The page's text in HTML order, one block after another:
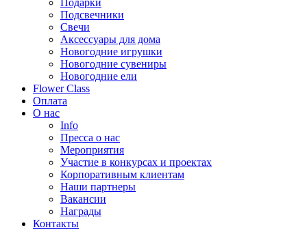
Подарки
Подсвечники
Свечи
Аксессуары для дома
Новогодние игрушки
Новогодние сувениры
Новогодние ели
Flower Class
Оплата
О нас
Info
Пресса о нас
Мероприятия
Участие в конкурсах и проектах
Корпоративным клиентам
Наши партнеры
Вакансии
Награды
Контакты